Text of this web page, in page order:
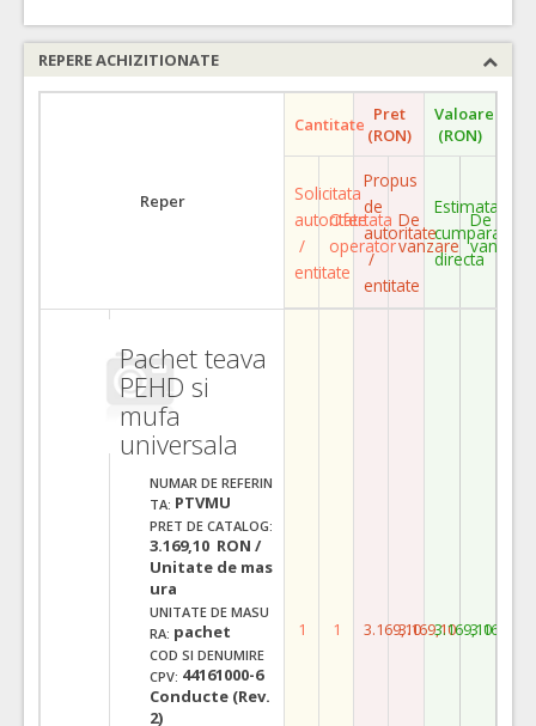
REPERE ACHIZITIONATE
Reper
Cantitate Pret
(RON)
Valoare
(RON)
Solicitata
autoritate
/
entitate
Ofertata
operator
Propus
de
autoritate
/
entitate
De
vanzare
Estimata
cumparare
directa
De
vanzare
Pachet teava
PEHD si
mufa
universala
NUMAR DE REFERIN
TA: PTVMU
PRET DE CATALOG:
3.169,10 RON /
Unitate de mas
ura
UNITATE DE MASU
RA: pachet
COD SI DENUMIRE
CPV: 44161000-6
Conducte (Rev.
2)
1 1 3.169,103.169,103.169,103.169,10